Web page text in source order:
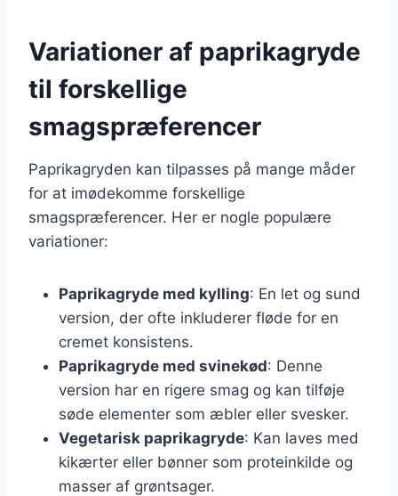
Variationer af paprikagryde
til forskellige
smagspræferencer
Paprikagryden kan tilpasses på mange måder
for at imødekomme forskellige
smagspræferencer. Her er nogle populære
variationer:
Paprikagryde med kylling: En let og sund
version, der ofte inkluderer fløde for en
cremet konsistens.
Paprikagryde med svinekød: Denne
version har en rigere smag og kan tilføje
søde elementer som æbler eller svesker.
Vegetarisk paprikagryde: Kan laves med
kikærter eller bønner som proteinkilde og
masser af grøntsager.